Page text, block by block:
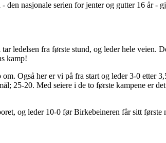
nasjonale serien for jenter og gutter 16 år -
ledelsen fra første stund, og leder hele veien.
kamp!
Også her er vi på fra start og leder 3-0 etter
25-20. Med seiere i de to første kampene er
og leder 10-0 før Birkebeineren får sitt første